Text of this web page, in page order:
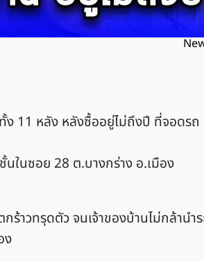
11 หลัง หลังซื้ออยู่ไม่ถึงปี ที่จอดรถ
ในซอย 28 ต.บางกร่าง อ.เมือง
าวทรุดตัว จนเจ้าของบ้านไม่กล้านำ
ง